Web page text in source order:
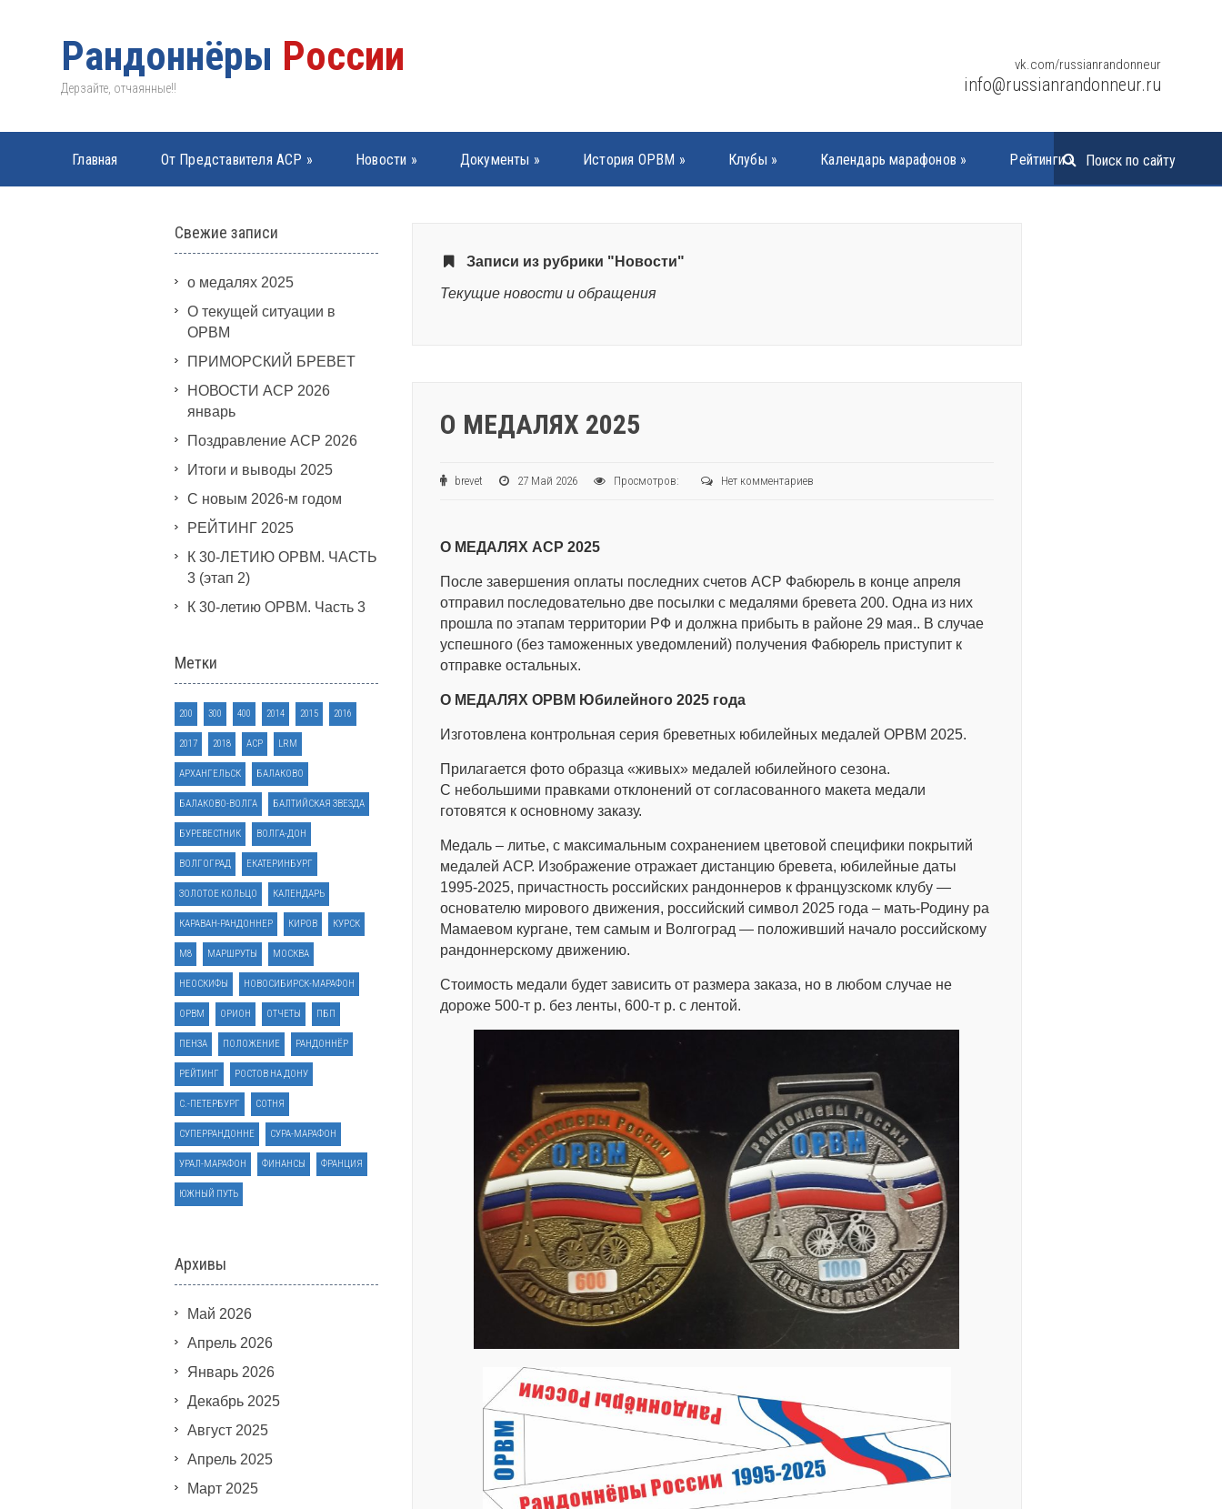
Рандоннёры России
Дерзайте, отчаянные!!
vk.com/russianrandonneur
info@russianrandonneur.ru
Главная От Представителя АСР » Новости » Документы » История ОРВМ » Клубы » Календарь марафонов » Рейтинги»
Записи из рубрики "Новости"
Текущие новости и обращения
О МЕДАЛЯХ 2025
brevet 27 Май 2026 Просмотров: Нет комментариев
О МЕДАЛЯХ АСР 2025
После завершения оплаты последних счетов АСР Фабюрель в конце апреля
отправил последовательно две посылки с медалями бревета 200. Одна из них
прошла по этапам территории РФ и должна прибыть в районе 29 мая.. В случае
успешного (без таможенных уведомлений) получения Фабюрель приступит к
отправке остальных.
О МЕДАЛЯХ ОРВМ Юбилейного 2025 года
Изготовлена контрольная серия бреветных юбилейных медалей ОРВМ 2025.
Прилагается фото образца «живых» медалей юбилейного сезона.
С небольшими правками отклонений от согласованного макета медали
готовятся к основному заказу.
Медаль – литье, с максимальным сохранением цветовой специфики покрытий
медалей АСР. Изображение отражает дистанцию бревета, юбилейные даты
1995-2025, причастность российских рандоннеров к французскомк клубу —
основателю мирового движения, российский символ 2025 года – мать-Родину ра
Мамаевом кургане, тем самым и Волгоград — положивший начало российскому
рандоннерскому движению.
Стоимость медали будет зависить от размера заказа, но в любом случае не
дороже 500-т р. без ленты, 600-т р. с лентой.
Свежие записи
о медалях 2025
О текущей ситуации в
ОРВМ
ПРИМОРСКИЙ БРЕВЕТ
НОВОСТИ АСР 2026
январь
Поздравление АСР 2026
Итоги и выводы 2025
С новым 2026-м годом
РЕЙТИНГ 2025
К 30-ЛЕТИЮ ОРВМ. ЧАСТЬ
3 (этап 2)
К 30-летию ОРВМ. Часть 3
Метки
200 300 400 2014 2015 2016
2017 2018 ACP LRM
АРХАНГЕЛЬСК БАЛАКОВО
БАЛАКОВО-ВОЛГА БАЛТИЙСКАЯ ЗВЕЗДА
БУРЕВЕСТНИК ВОЛГА-ДОН
ВОЛГОГРАД ЕКАТЕРИНБУРГ
ЗОЛОТОЕ КОЛЬЦО КАЛЕНДАРЬ
КАРАВАН-РАНДОННЕР КИРОВ КУРСК
М8 МАРШРУТЫ МОСКВА
НЕОСКИФЫ НОВОСИБИРСК-МАРАФОН
ОРВМ ОРИОН ОТЧЕТЫ ПБП
ПЕНЗА ПОЛОЖЕНИЕ РАНДОННЁР
РЕЙТИНГ РОСТОВ НА ДОНУ
С.-ПЕТЕРБУРГ СОТНЯ
СУПЕРРАНДОННЕ СУРА-МАРАФОН
УРАЛ-МАРАФОН ФИНАНСЫ ФРАНЦИЯ
ЮЖНЫЙ ПУТЬ
Архивы
Май 2026
Апрель 2026
Январь 2026
Декабрь 2025
Август 2025
Апрель 2025
Март 2025